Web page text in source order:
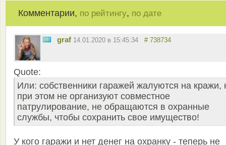
Комментарии, по рейтингу, по дате
graf 14.01.2020 в 15:45:34 # 738734
Quote:
Или: собственники гаражей жалуются на кражи,
при этом не организуют совместное
патрулирование, не обращаются в охранные
службы, чтобы сохранить свое имущество!
У кого гаражи и нет денег на охранку - теперь не